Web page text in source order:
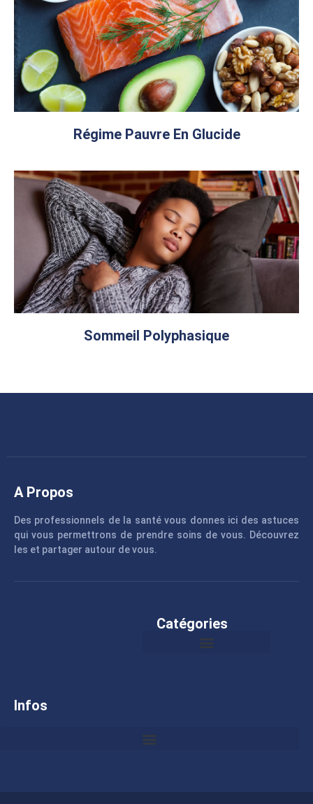
Régime Pauvre En Glucide
Sommeil Polyphasique
A Propos
Des professionnels de la santé vous donnes ici des astuces
qui vous permettrons de prendre soins de vous. Découvrez
les et partager autour de vous.
Catégories
Infos